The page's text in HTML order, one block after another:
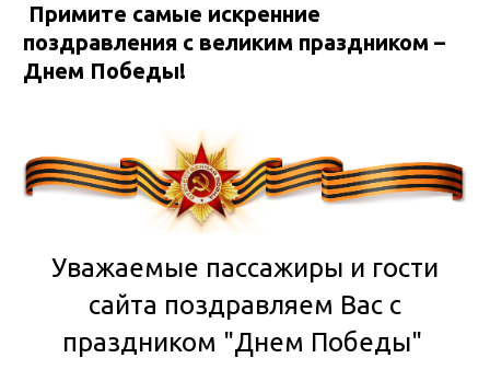
Примите самые искренние
поздравления с великим праздником –
Днем Победы!
Уважаемые пассажиры и гости
сайта поздравляем Вас с
праздником "Днем Победы"